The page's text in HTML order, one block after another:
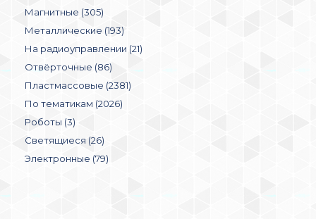
Магнитные (305)
Металлические (193)
На радиоуправлении (21)
Отвёрточные (86)
Пластмассовые (2381)
По тематикам (2026)
Роботы (3)
Светящиеся (26)
Электронные (79)